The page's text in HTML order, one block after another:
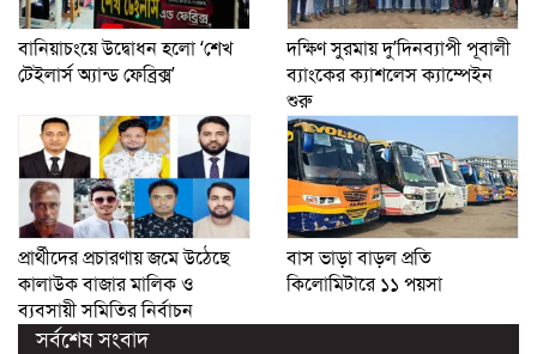
বানিয়াচংয়ে উদ্বোধন হলো ‘শেখ
টেইলার্স অ্যান্ড ফেব্রিক্স’
দক্ষিণ সুরমায় দু’দিনব্যাপী পূবালী
ব্যাংকের ক্যাশলেস ক্যাম্পেইন
শুরু
প্রার্থীদের প্রচারণায় জমে উঠেছে
কালাউক বাজার মালিক ও
ব্যবসায়ী সমিতির নির্বাচন
বাস ভাড়া বাড়ল প্রতি
কিলোমিটারে ১১ পয়সা
সর্বশেষ সংবাদ